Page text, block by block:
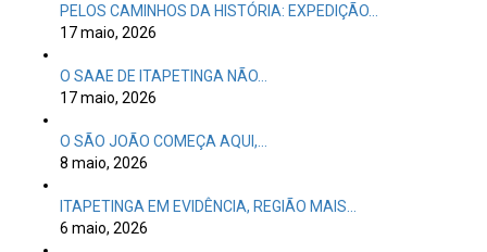
PELOS CAMINHOS DA HISTÓRIA: EXPEDIÇÃO…
17 maio, 2026
O SAAE DE ITAPETINGA NÃO…
17 maio, 2026
O SÃO JOÃO COMEÇA AQUI,…
8 maio, 2026
ITAPETINGA EM EVIDÊNCIA, REGIÃO MAIS…
6 maio, 2026